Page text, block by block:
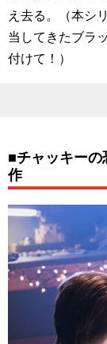
え去る。（本シ
当してきたブラ
付けて！）
■チャッキー
作